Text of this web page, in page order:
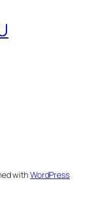
withWordPress